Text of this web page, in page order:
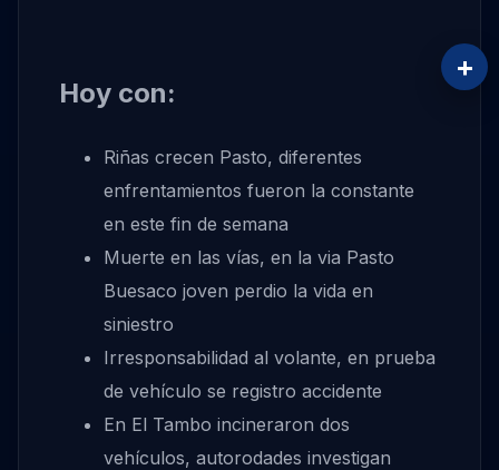
Hoy con:
Riñas crecen Pasto, diferentes
enfrentamientos fueron la constante
en este fin de semana
Muerte en las vías, en la via Pasto
Buesaco joven perdio la vida en
siniestro
Irresponsabilidad al volante, en prueba
de vehículo se registro accidente
En El Tambo incineraron dos
vehículos, autorodades investigan
+